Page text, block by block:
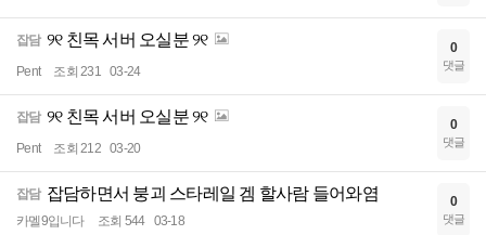
잡담 ୨୧ 친목 서버 오실분 ୨୧
Pent 조회 231 03-24
0
댓글
잡담 ୨୧ 친목 서버 오실분 ୨୧
Pent 조회 212 03-20
0
댓글
잡담 잡담하면서 붕괴 스타레일 겜 할사람 들어와염
카멜9입니다 조회 544 03-18
0
댓글